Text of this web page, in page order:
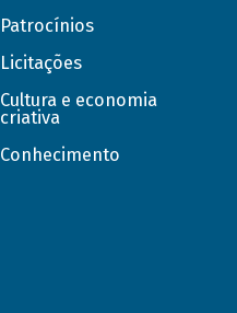
Patrocínios
Licitações
Cultura e economia
criativa
Conhecimento